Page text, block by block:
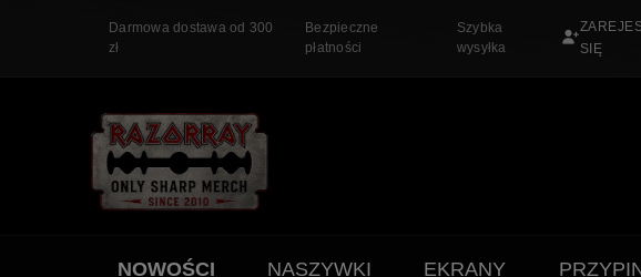
Darmowa dostawa od 300
zł
Bezpieczne
płatności
Szybka
wysyłka
SIĘ
NOWOŚCI NASZYWKI EKRANY